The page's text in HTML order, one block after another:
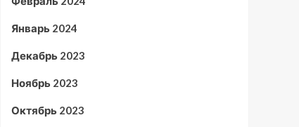
Январь 2024
Декабрь 2023
Ноябрь 2023
Октябрь 2023